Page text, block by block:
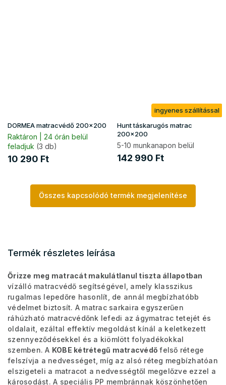
DORMEA matracvédő 200x200
Raktáron | 24 órán belül
feladjuk (3 db)
10 290 Ft
ingyenes szállítással
Hunt táskarugós matrac
200x200
5-10 munkanapon belül
142 990 Ft
Összes kapcsolódó termék megjelenítése
Termék részletes leírása
Őrizze meg matracát makulátlanul tiszta állapotban
vízálló matracvédő segítségével, amely klasszikus
rugalmas lepedőre hasonlít, de annál megbízhatóbb
védelmet biztosít. A matrac sarkaira egyszerűen
ráhúzható matracvédőnk lefedi az ágymatrac tetejét és
oldalait, ezáltal effektív megoldást kínál a keletkezett
szennyeződésekkel és a kiömlött folyadékokkal
szemben. A KOBE kétrétegű matracvédőfelső rétege
felszívja a nedvességet, míg az alsó réteg megbízhatóan
elszigeteli a matracot a nedvességtől megelőzve ezzel a
károsodást. A speciális PP membránnak köszönhetően